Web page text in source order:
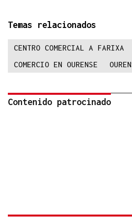
Temas relacionados
CENTRO COMERCIAL A FARIXA
COMERCIO EN OURENSE
Contenido patrocinado